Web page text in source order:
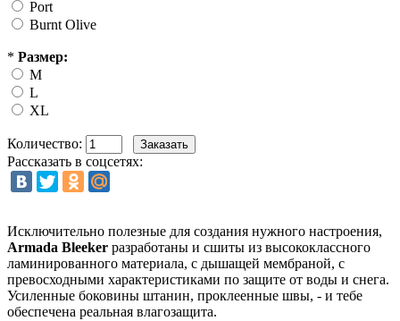
Port
Burnt Olive
* Размер:
M
L
XL
Количество:
Рассказать в соцсетях:
Исключительно полезные для создания нужного настроения,
Armada Bleeker разработаны и сшиты из высококлассного
ламинированного материала, с дышащей мембраной, с
превосходными характеристиками по защите от воды и снега.
Усиленные боковины штанин, проклеенные швы, - и тебе
обеспечена реальная влагозащита.